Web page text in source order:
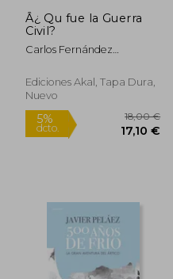
Â¿ Qu fue la Guerra
Civil?
Carlos Fernández
Ediciones Akal, Tapa Dura,
Nuevo